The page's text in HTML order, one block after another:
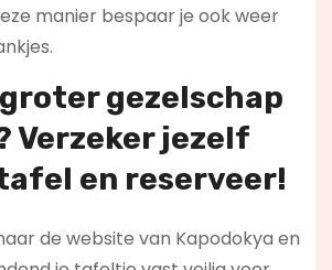
manier bespaar je ook weer
gezelschap
Verzeker jezelf
en reserveer!
de website van Kapodokya en